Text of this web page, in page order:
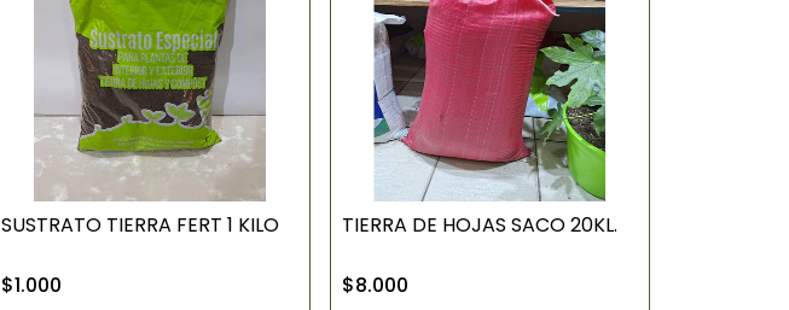
SUSTRATO TIERRA FERT 1 KILO
$1.000
TIERRA DE HOJAS SACO 20KL.
$8.000